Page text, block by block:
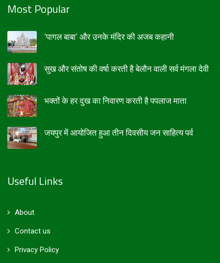
Most Popular
‘पागल बाबा’ और उनके मंदिर की अजब कहानी
सुख और संतोष की वर्षा करती है बेलौन वाली सर्व मंगला देवी
भक्तों के हर दुख का निवारण करती है पपलाज माता
जयपुर में आयोजित हुआ तीन दिवसीय जन साहित्य पर्व
Useful Links
About
Contact us
Privacy Policy